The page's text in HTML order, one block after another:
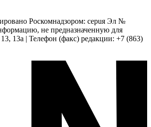
Роскомнадзором: серuя Эл №
не предназначенную для
13а | Телефон (факс) редакции: +7 (863)